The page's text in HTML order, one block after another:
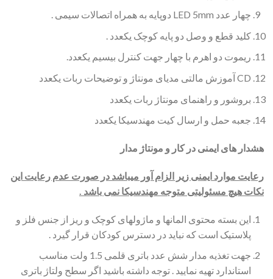
چهار عدد LED 5mm دوپایه به همراه اتصالات سیمی .
کلید قطع و وصل دو پایه کوچک یکعدد .
ریموت دو اهرم با چهار جهت کنترل بیسیم یکعدد.
CD آموزش مالتی مدیای مونتاژ و توضیحات ربات یکعدد
بروشور و راهنمای مونتاژ ربات یکعدد
جعبه حمل و ارسال کیت مهندسیکا یکعدد
هشدار های ایمنی در کار و مونتاژ مدار
رعایت موارد ایمنی زیر الزام آور می­باشد در صورت عدم رعایت این
نکات هیچ مسئولیتی متوجه مهندسیکا نمی باشد .
این بسته محتوی المانها و ماژولهای کوچک و ریز از جنس فلز و
پلاستیک است که نباید در دسترس کودکان قرار گیرد .
جهت تغذیه مدار شش عدد باتری قلمی 1.5 ولت مناسب
استاندارد تهیه نمایید . توجه داشته باشید اگر سطح ولتاژ باتری